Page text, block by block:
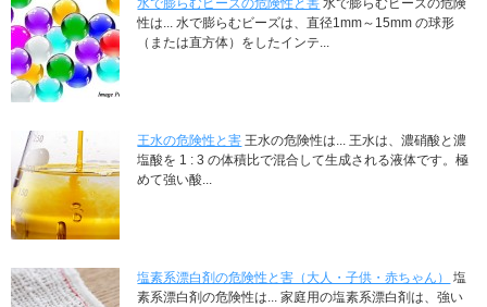
性は... 水で膨らむビーズは、直径1mm～15mm の球形
（または直方体）をしたインテ...
王水の危険性と害 王水の危険性は... 王水は、濃硝酸と濃
塩酸を 1 : 3 の体積比で混合して生成される液体です。極
めて強い酸...
塩素系漂白剤の危険性と害（大人・子供・赤ちゃん）
塩
素系漂白剤の危険性は... 家庭用の塩素系漂白剤は、強い